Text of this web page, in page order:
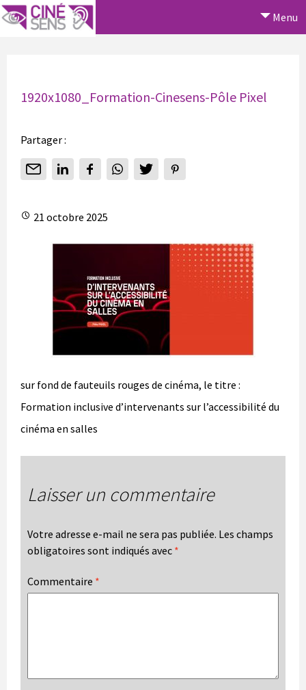
Menu
1920x1080_Formation-Cinesens-Pôle Pixel
Partager :
21 octobre 2025
sur fond de fauteuils rouges de cinéma, le titre :
Formation inclusive d’intervenants sur l’accessibilité du
cinéma en salles
Laisser un commentaire
Votre adresse e-mail ne sera pas publiée. Les champs
obligatoires sont indiqués avec *
Commentaire *